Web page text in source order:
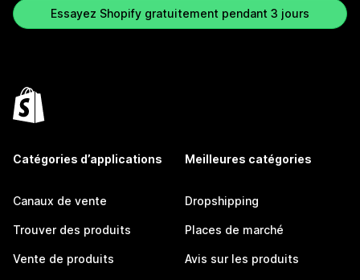
Essayez Shopify gratuitement pendant 3 jours
Catégories d’applications
Canaux de vente
Trouver des produits
Vente de produits
Meilleures catégories
Dropshipping
Places de marché
Avis sur les produits